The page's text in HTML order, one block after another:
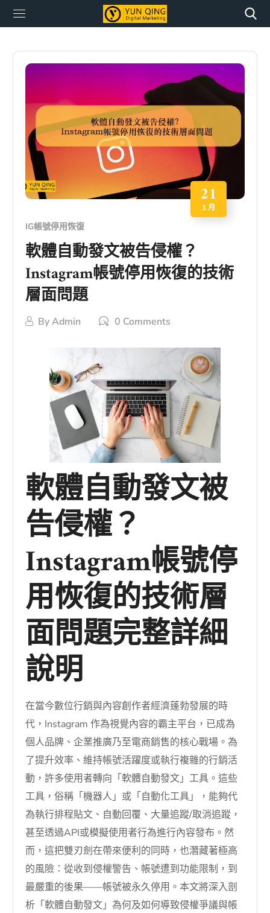
21
1 月
IG帳號停用恢復
軟體自動發文被告侵權？
Instagram帳號停用恢復的技術
層面問題
ByAdmin 0 Comments
軟體自動發文被
告侵權？
Instagram帳號停
用恢復的技術層
面問題完整詳細
說明
在當今數位行銷與內容創作者經濟蓬勃發展的時
代，Instagram 作為視覺內容的霸主平台，已成為
個人品牌、企業推廣乃至電商銷售的核心戰場。為
了提升效率、維持帳號活躍度或執行複雜的行銷活
動，許多使用者轉向「軟體自動發文」工具。這些
工具，俗稱「機器人」或「自動化工具」，能夠代
為執行排程貼文、自動回覆、大量追蹤/取消追蹤，
甚至透過API或模擬使用者行為進行內容發布。然
而，這把雙刃劍在帶來便利的同時，也潛藏著極高
的風險：從收到侵權警告、帳號遭到功能限制，到
最嚴重的後果——帳號被永久停用。本文將深入剖
析「軟體自動發文」為何及如何導致侵權爭議與帳